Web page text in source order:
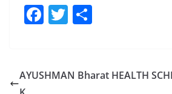
F
e
T
er e
AYUSHMAN Bharat HEALTH